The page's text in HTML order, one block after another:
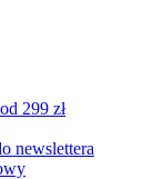
299 zł
newslettera